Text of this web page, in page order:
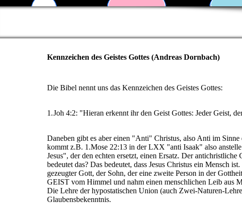
Kennzeichen des Geistes Gottes (Andreas Dornbach)
Die Bibel nennt uns das Kennzeichen des Geistes Gottes:
1. Joh 4:2: "Hieran erkennt ihr den Geist Gottes: Jeder Geist,
Daneben gibt es aber einen "Anti" Christus, also Anti im
kommt z.B. 1.Mose 22:13 in der LXX "anti Isaak" also
Jesus", der den echten ersetzt, einen Ersatz. Der
bedeutet das? Das bedeutet, dass Jesus Christus ein Mensch
gezeugter Gott, der Sohn, der eine zweite Person in der
GEIST vom Himmel und nahm einen menschlichen Leib aus
Die Lehre der hypostatischen Union (auch Zwei-Naturen-
Glaubensbekenntnis.